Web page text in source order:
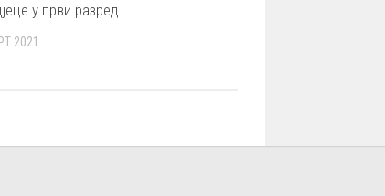
у први разред
2021.